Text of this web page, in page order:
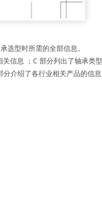
型时所需的全部信息。
信息 ；C 部分列出了轴承类
介绍了各行业相关产品的信息